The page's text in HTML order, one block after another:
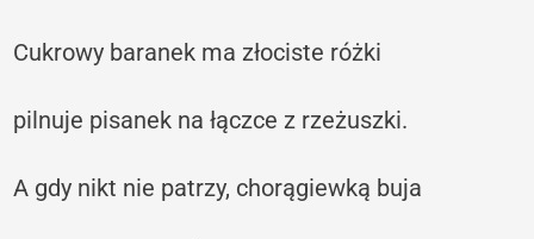
Cukrowy baranek ma złociste różki
pilnuje pisanek na łączce z rzeżuszki.
A gdy nikt nie patrzy, chorągiewką buja